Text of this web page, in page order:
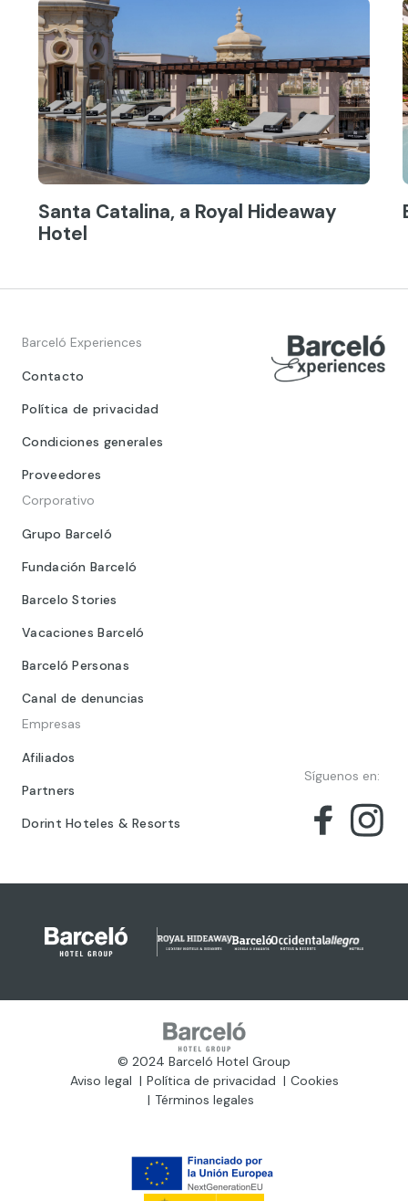
Santa Catalina, a Royal Hideaway
Hotel
Barceló Experiences
Contacto
Política de privacidad
Condiciones generales
Proveedores
Corporativo
Grupo Barceló
Fundación Barceló
Barcelo Stories
Vacaciones Barceló
Barceló Personas
Canal de denuncias
Empresas
Afiliados
Partners
Dorint Hoteles & Resorts
Síguenos en:
© 2024 Barceló Hotel Group
Aviso legal
Política de privacidad
Cookies
Términos legales